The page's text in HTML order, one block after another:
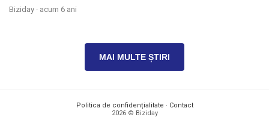
Biziday · acum 6 ani
MAI MULTE ȘTIRI
Politica de confidențialitate · Contact
2026 © Biziday